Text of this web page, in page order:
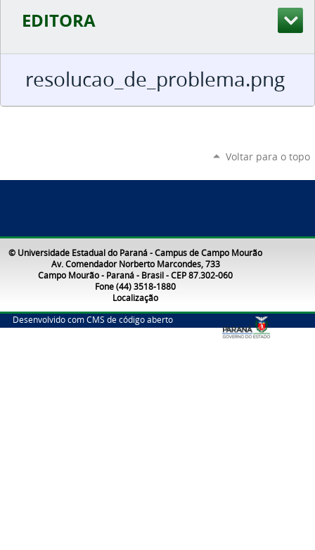
EDITORA
resolucao_de_problema.png
Voltar para o topo
© Universidade Estadual do Paraná - Campus de Campo Mourão
Av. Comendador Norberto Marcondes, 733
Campo Mourão - Paraná - Brasil - CEP 87.302-060
Fone (44) 3518-1880
Localização
Desenvolvido com CMS de código aberto